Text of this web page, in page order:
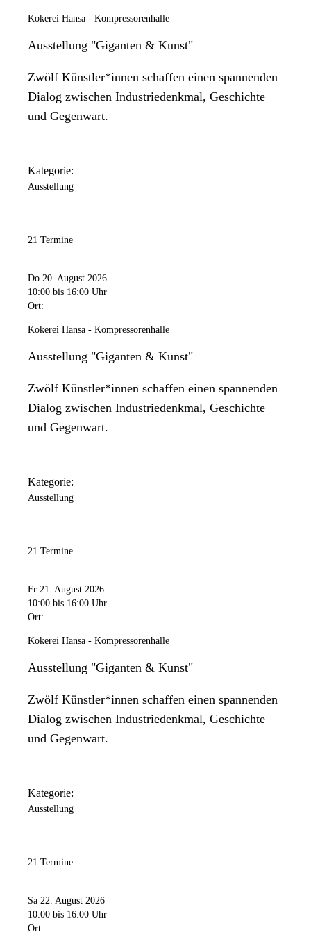
Kokerei Hansa - Kompressorenhalle
Ausstellung "Giganten & Kunst"
Zwölf Künstler*innen schaffen einen spannenden
Dialog zwischen Industriedenkmal, Geschichte
und Gegenwart.
Kategorie:
Ausstellung
21 Termine
Do 20. August 2026
10:00 bis 16:00 Uhr
Ort:
Kokerei Hansa - Kompressorenhalle
Ausstellung "Giganten & Kunst"
Zwölf Künstler*innen schaffen einen spannenden
Dialog zwischen Industriedenkmal, Geschichte
und Gegenwart.
Kategorie:
Ausstellung
21 Termine
Fr 21. August 2026
10:00 bis 16:00 Uhr
Ort:
Kokerei Hansa - Kompressorenhalle
Ausstellung "Giganten & Kunst"
Zwölf Künstler*innen schaffen einen spannenden
Dialog zwischen Industriedenkmal, Geschichte
und Gegenwart.
Kategorie:
Ausstellung
21 Termine
Sa 22. August 2026
10:00 bis 16:00 Uhr
Ort: